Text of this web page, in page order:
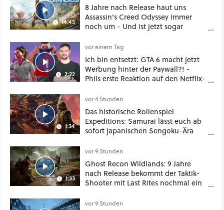
14:45
8 Jahre nach Release haut uns
Assassin's Creed Odyssey immer
noch um - Und ist jetzt sogar
2:22
vor einem Tag
Ich bin entsetzt: GTA 6 macht jetzt
Werbung hinter der Paywall?! -
Phils erste Reaktion auf den Netflix-
1:34
vor 4 Stunden
Das historische Rollenspiel
Expeditions: Samurai lässt euch ab
sofort japanischen Sengoku-Ära
oder Diplomatie
1:33
vor 9 Stunden
Ghost Recon Wildlands: 9 Jahre
nach Release bekommt der Taktik-
Shooter mit Last Rites nochmal ein
vor 9 Stunden